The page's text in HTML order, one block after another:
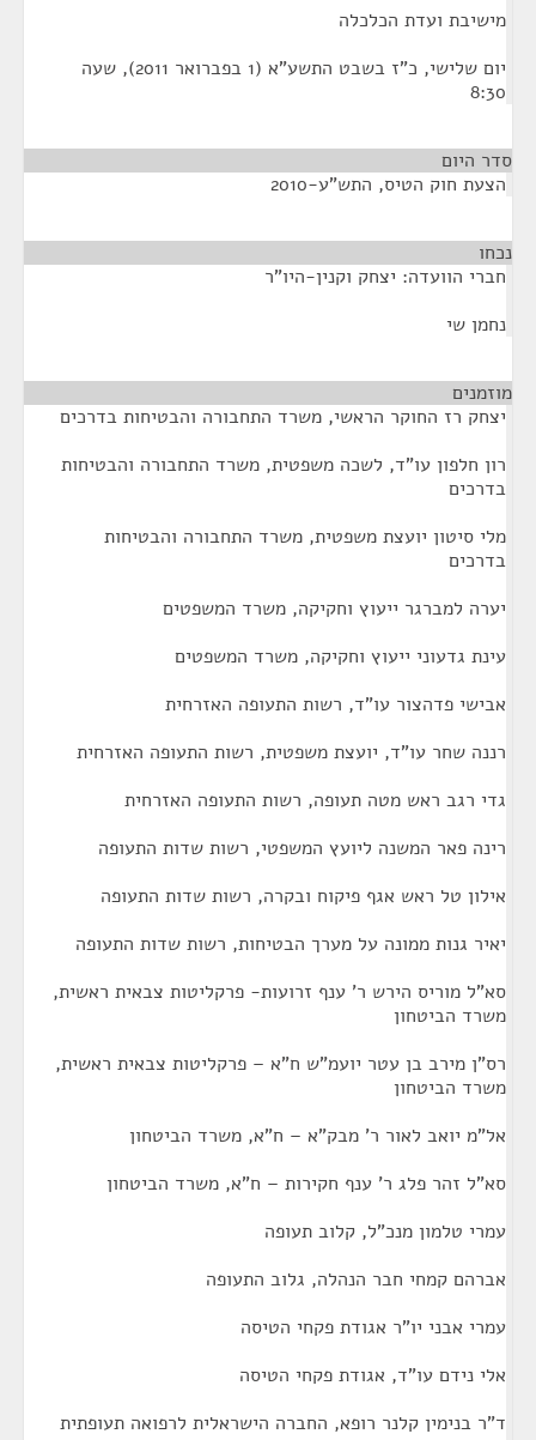
מישיבת ועדת הכלכלה
יום שלישי, כ"ז בשבט התשע"א (1 בפברואר 2011), שעה
8:30
סדר היום
הצעת חוק הטיס, התש"ע-2010
נכחו
חברי הוועדה: יצחק וקנין-היו"ר
נחמן שי
מוזמנים
יצחק רז החוקר הראשי, משרד התחבורה והבטיחות בדרכים
רון חלפון עו"ד, לשכה משפטית, משרד התחבורה והבטיחות
בדרכים
מלי סיטון יועצת משפטית, משרד התחבורה והבטיחות
בדרכים
יערה למברגר ייעוץ וחקיקה, משרד המשפטים
עינת גדעוני ייעוץ וחקיקה, משרד המשפטים
אבישי פדהצור עו"ד, רשות התעופה האזרחית
רננה שחר עו"ד, יועצת משפטית, רשות התעופה האזרחית
גדי רגב ראש מטה תעופה, רשות התעופה האזרחית
רינה פאר המשנה ליועץ המשפטי, רשות שדות התעופה
אילון טל ראש אגף פיקוח ובקרה, רשות שדות התעופה
יאיר גנות ממונה על מערך הבטיחות, רשות שדות התעופה
סא"ל מוריס הירש ר' ענף זרועות- פרקליטות צבאית ראשית,
משרד הביטחון
רס"ן מירב בן עטר יועמ"ש ח"א – פרקליטות צבאית ראשית,
משרד הביטחון
אל"מ יואב לאור ר' מבק"א – ח"א, משרד הביטחון
סא"ל זהר פלג ר' ענף חקירות – ח"א, משרד הביטחון
עמרי טלמון מנכ"ל, קלוב תעופה
אברהם קמחי חבר הנהלה, גלוב התעופה
עמרי אבני יו"ר אגודת פקחי הטיסה
אלי נידם עו"ד, אגודת פקחי הטיסה
ד"ר בנימין קלנר רופא, החברה הישראלית לרפואה תעופתית